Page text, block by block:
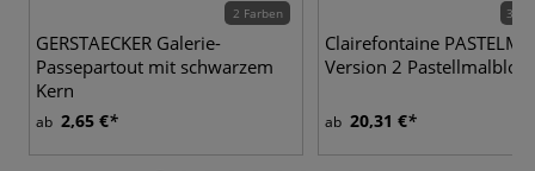
2 Farben
GERSTAECKER Galerie-
Passepartout mit schwarzem
Kern
ab 2,65 €
3
Clairefontaine
Version 2 Pastellmalblock
ab 20,31 €